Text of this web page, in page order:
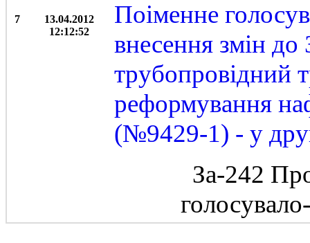
7
13.04.2012
12:12:52
Поіменне
внесення змін
трубопровідний
реформування
(№9429-1) - у
За-242